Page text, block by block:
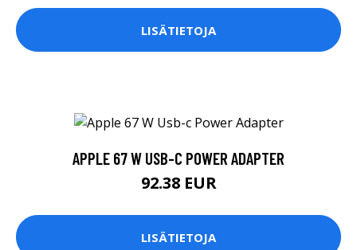
LISÄTIETOJA
APPLE 67 W USB-C POWER ADAPTER
92.38 EUR
LISÄTIETOJA